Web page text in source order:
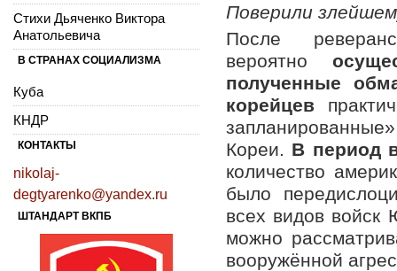
Поверили
После
вероятно
полученные
корейцев
Кореи. В период
количество
было
всех видов войск
можно
вооружённой
Стихи Дьяченко Виктора
Анатольевича
В СТРАНАХ СОЦИАЛИЗМА
Куба
КНДР
КОНТАКТЫ
nikolaj-
degtyarenko@yandex.ru
ШТАНДАРТ ВКПБ